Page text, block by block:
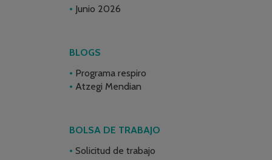
Junio 2026
BLOGS
Programa respiro
Atzegi Mendian
BOLSA DE TRABAJO
Solicitud de trabajo